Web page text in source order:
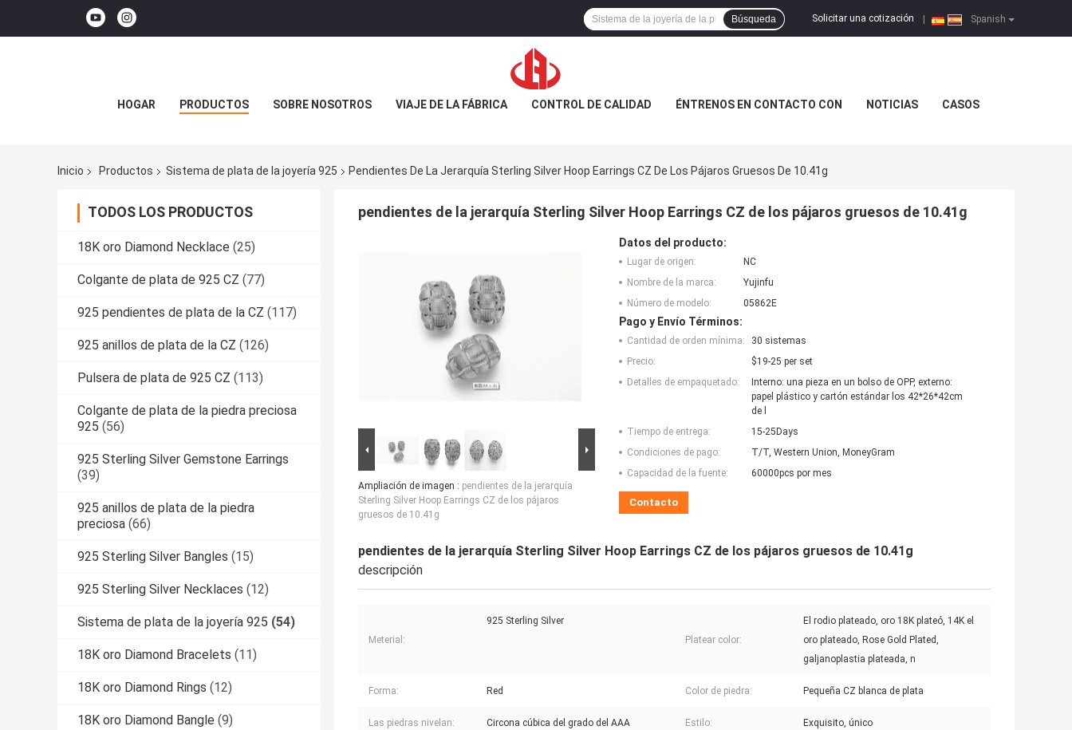
Spanish
Solicitar una cotización
Búsqueda
HOGAR PRODUCTOS SOBRE NOSOTROS VIAJE DE LA FÁBRICA CONTROL DE CALIDAD ÉNTRENOS EN CONTACTO CON NOTICIAS CASOS
Inicio Productos Sistema de plata de la joyería 925 Pendientes De La Jerarquía Sterling Silver Hoop Earrings CZ De Los Pájaros Gruesos De 10.41g
TODOS LOS PRODUCTOS
18K oro Diamond Necklace (25)
Colgante de plata de 925 CZ (77)
925 pendientes de plata de la CZ (117)
925 anillos de plata de la CZ (126)
Pulsera de plata de 925 CZ (113)
Colgante de plata de la piedra preciosa
925 (56)
925 Sterling Silver Gemstone Earrings
(39)
925 anillos de plata de la piedra
preciosa (66)
925 Sterling Silver Bangles (15)
925 Sterling Silver Necklaces (12)
Sistema de plata de la joyería 925 (54)
18K oro Diamond Bracelets (11)
18K oro Diamond Rings (12)
18K oro Diamond Bangle (9)
pendientes de la jerarquía Sterling Silver Hoop Earrings CZ de los pájaros gruesos de 10.41g
Ampliación de imagen : pendientes de la jerarquía
Sterling Silver Hoop Earrings CZ de los pájaros
gruesos de 10.41g
Datos del producto:
Lugar de origen:
NC
Nombre de la marca:
Yujinfu
Número de modelo:
05862E
Pago y Envío Términos:
Cantidad de orden mínima:
30 sistemas
Precio:
$19-25 per set
Detalles de empaquetado:
Interno: una pieza en un bolso de OPP, externo:
papel plástico y cartón estándar los 42*26*42cm
de l
Tiempo de entrega:
15-25Days
Condiciones de pago:
T/T, Western Union, MoneyGram
Capacidad de la fuente:
60000pcs por mes
Contacto
pendientes de la jerarquía Sterling Silver Hoop Earrings CZ de los pájaros gruesos de 10.41g
descripción
Meterial:
925 Sterling Silver
Platear color:
El rodio plateado, oro 18K plateó, 14K el
oro plateado, Rose Gold Plated,
galjanoplastia plateada, n
Forma: Red Color de piedra: Pequeña CZ blanca de plata
Las piedras nivelan: Circona cúbica del grado del AAA Estilo: Exquisito, único